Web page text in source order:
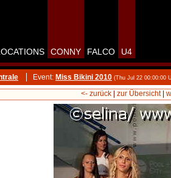
CONNY FALCO U4
Event: Miss Bikini 2010 (Thu Jul 22 00:00:00
<- zurück| zur Übersicht|